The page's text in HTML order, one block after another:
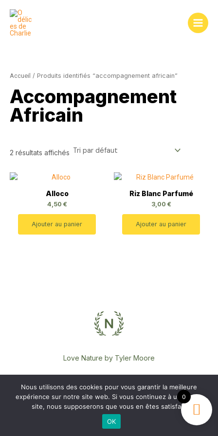
contenu
Accueil / Produits identifiés “accompagnement africain”
Accompagnement
Africain
2 résultats affichés
Alloco
4,50 €
Ajouter au panier
Riz Blanc Parfumé
3,00 €
Ajouter au panier
Love Nature by Tyler Moore
0
Nous utilisons des cookies pour vous garantir la meilleure
expérience sur notre site web. Si vous continuez à utiliser ce
site, nous supposerons que vous en êtes satisfait.
OK